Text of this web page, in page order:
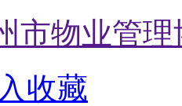
市物业管理
收藏